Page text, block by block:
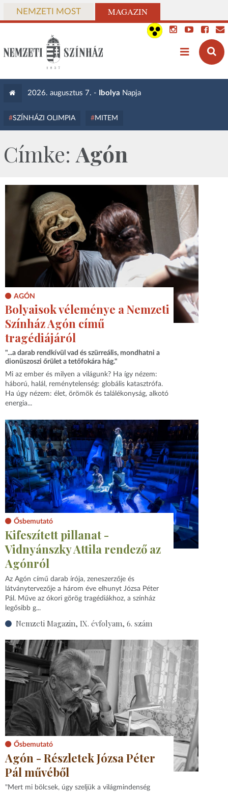
NEMZETI MOST MAGAZIN
2026. augusztus 7. - Ibolya Napja
SZÍNHÁZI OLIMPIA MITEM
Címke: Agón
AGÓN
Bolyaisok véleménye a Nemzeti
Színház Agón című
tragédiájáról
"...a darab rendkívül vad és szürreális, mondhatni a
dionüszoszi őrület a tetőfokára hág."
Mi az ember és milyen a világunk? Ha így nézem:
háború, halál, reménytelenség: globális katasztrófa.
Ha úgy nézem: élet, örömök és találékonyság, alkotó
energia...
Ősbemutató
Kifeszített pillanat -
Vidnyánszky Attila rendező az
Agónról
Az Agón című darab írója, zeneszerzője és
látványtervezője a három éve elhunyt Józsa Péter
Pál. Műve az ókori görög tragédiákhoz, a színház
legősibb g...
Nemzeti Magazin, IX. évfolyam, 6. szám
Ősbemutató
Agón - Részletek Józsa Péter
Pál művéből
"Mert mi bölcsek, úgy szeljük a világmindenség